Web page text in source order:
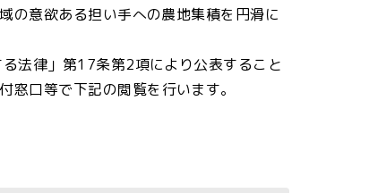
意欲ある担い手への農地集積を円滑に
法律」第17条第2項により公表すること
口等で下記の閲覧を行います。